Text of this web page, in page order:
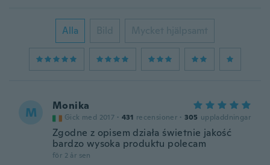
Alla Bild Mycket hjälpsamt
M Monika
Gick med 2017 · 431 recensioner · 305 uppladdningar
Zgodne z opisem działa świetnie jakość
bardzo wysoka produktu polecam
för 2 år sen